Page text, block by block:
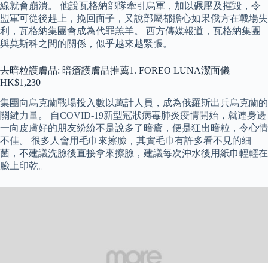
線就會崩潰。 他說瓦格納部隊牽引烏軍，加以碾壓及摧毀，令
盟軍可從後趕上，挽回面子，又說部屬都擔心如果俄方在戰場失
利，瓦格納集團會成為代罪羔羊。 西方傳媒報道，瓦格納集團
與莫斯科之間的關係，似乎越來越緊張。
去暗粒護膚品: 暗瘡護膚品推薦1. FOREO LUNA潔面儀
HK$1,230
集團向烏克蘭戰場投入數以萬計人員，成為俄羅斯出兵烏克蘭的
關鍵力量。 自COVID-19新型冠狀病毒肺炎疫情開始，就連身邊
一向皮膚好的朋友紛紛不是說多了暗瘡，便是狂出暗粒，令心情
不佳。 很多人會用毛巾來擦臉，其實毛巾有許多看不見的細
菌，不建議洗臉後直接拿來擦臉，建議每次沖水後用紙巾輕輕在
臉上印乾。